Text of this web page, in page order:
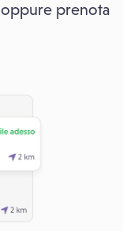
prenota